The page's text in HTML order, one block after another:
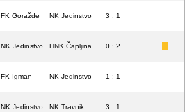
FK Goražde NK Jedinstvo 3 : 1
NK Jedinstvo HNK Čapljina 0 : 2
FK Igman NK Jedinstvo 1 : 1
NK Jedinstvo NK Travnik 3 : 1